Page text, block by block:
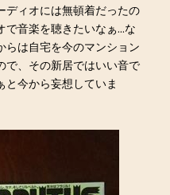
ディオには無頓着だったの
音楽を聴きたいなぁ...な
らは自宅を今のマンション
で、その新居ではいい音で
と今から妄想していま